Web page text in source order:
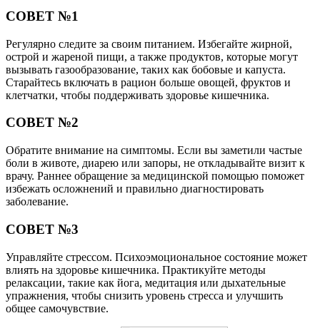
СОВЕТ №1
Регулярно следите за своим питанием. Избегайте жирной,
острой и жареной пищи, а также продуктов, которые могут
вызывать газообразование, таких как бобовые и капуста.
Старайтесь включать в рацион больше овощей, фруктов и
клетчатки, чтобы поддерживать здоровье кишечника.
СОВЕТ №2
Обратите внимание на симптомы. Если вы заметили частые
боли в животе, диарею или запоры, не откладывайте визит к
врачу. Раннее обращение за медицинской помощью поможет
избежать осложнений и правильно диагностировать
заболевание.
СОВЕТ №3
Управляйте стрессом. Психоэмоциональное состояние может
влиять на здоровье кишечника. Практикуйте методы
релаксации, такие как йога, медитация или дыхательные
упражнения, чтобы снизить уровень стресса и улучшить
общее самочувствие.